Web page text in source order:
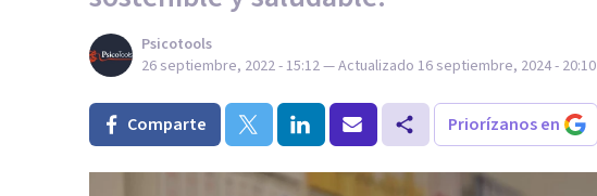
Psicotools
26 septiembre, 2022 - 15:12— Actualizado 16 septiembre, 2024 - 20:10
Comparte Priorízanos en